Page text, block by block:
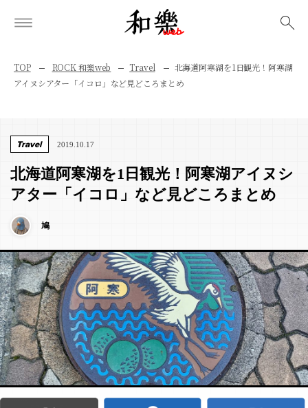
TOP ROCK 和樂web Travel
北海道阿寒湖を1日観光！阿寒湖
アイヌシアター「イコロ」など見どころまとめ
Travel 2019.10.17
北海道阿寒湖を1日観光！阿寒湖アイヌシ
アター「イコロ」など見どころまとめ
鳩